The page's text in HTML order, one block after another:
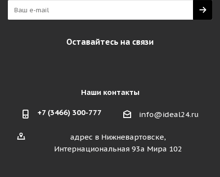
Оставайтесь на связи
Наши контакты
+7 (3466) 300-777 info@ideal24.ru
адрес в Нижневартовске,
Интернациональная 93а Мира 102